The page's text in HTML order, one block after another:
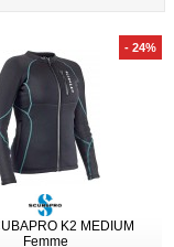
- 24%
K2 MEDIUM
Femme